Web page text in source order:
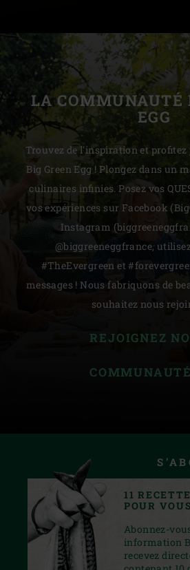
LA COMMUNAUTÉ
EGG
Trouvez de l'inspiration et
Big Green Egg ! Plongez dans un
culinaires infinies. Posez vos
vos expériences sur Facebook
Instagram
@biggreeneggfrance,
#TheEvergreen et
messages ! Nous fabriquons de
souhaitez nous
REJOIGNEZ
11
POUR VOUS
Abonnez-
information
recevez